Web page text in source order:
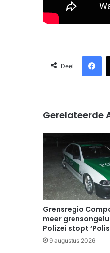
Deel
Gerelateerde
Grensregio
meer
Polizei stopt
9 augustus 2026